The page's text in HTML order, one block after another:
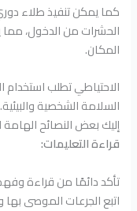
كما يمكن تنفيذ طلاء
الحشرات من الدخول،
المكان.
الاحتياطي تطلب استخدام
السلامة الشخصية والبيئية.
إليك بعض النصائح الهامة
قراءة التعليمات:
تأكد دائمًا من قراءة
اتبع الجرعات الموصى بها